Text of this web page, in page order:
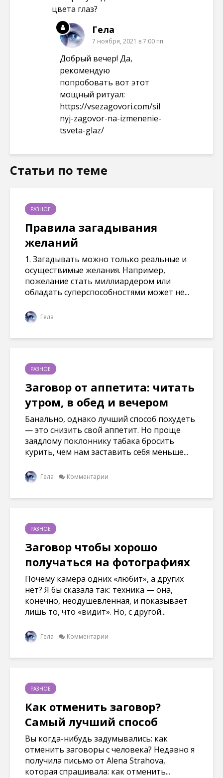
цвета глаз?
Гела
7 ноября, 2021 в 7:00 пп
Добрый вечер! Да,
рекомендую
попробовать вот этот
мощный ритуал:
https://vsezagovori.com/sil
nyj-zagovor-na-izmenenie-
tsveta-glaz/
Статьи по теме
РАЗНОЕ
Правила загадывания
желаний
1. Загадывать можно только реальные и
осуществимые желания. Например,
пожелание стать миллиардером или
обладать суперспособностями может не...
Гела
РАЗНОЕ
Заговор от аппетита: читать
утром, в обед и вечером
Банально, однако лучший способ похудеть
— это снизить свой аппетит. Но проще
заядлому поклоннику табака бросить
курить, чем нам заставить себя меньше...
Гела Комментарии
РАЗНОЕ
Заговор чтобы хорошо
получаться на фотографиях
Почему камера одних «любит», а других
нет? Я бы сказала так: техника — она,
конечно, неодушевленная, и показывает
лишь то, что «видит». Но, с другой...
Гела Комментарии
РАЗНОЕ
Как отменить заговор?
Самый лучший способ
Вы когда-нибудь задумывались: как
отменить заговоры с человека? Недавно я
получила письмо от Alena Strahova,
которая спрашивала: как отменить...